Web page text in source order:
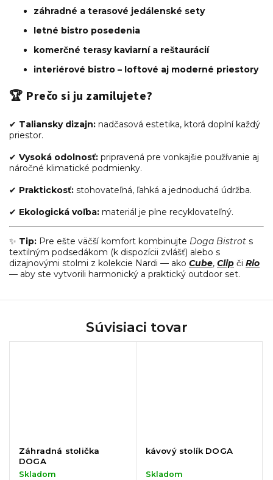
záhradné a terasové jedálenské sety
letné bistro posedenia
komerčné terasy kaviarní a reštaurácií
interiérové bistro – loftové aj moderné priestory
🏆 Prečo si ju zamilujete?
✔ Taliansky dizajn: nadčasová estetika, ktorá doplní každý
priestor.
✔ Vysoká odolnosť: pripravená pre vonkajšie používanie aj
náročné klimatické podmienky.
✔ Praktickosť: stohovateľná, ľahká a jednoduchá údržba.
✔ Ekologická voľba: materiál je plne recyklovateľný.
✨ Tip: Pre ešte väčší komfort kombinujte Doga Bistrot s
textilným podsedákom (k dispozícii zvlášť) alebo s
dizajnovými stolmi z kolekcie Nardi — ako Cube, Clip či Rio
— aby ste vytvorili harmonický a praktický outdoor set.
Súvisiaci tovar
Záhradná stolička
DOGA
Skladom
kávový stolík DOGA
Skladom